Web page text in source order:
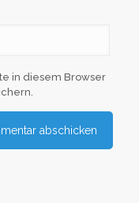
in diesem Browser